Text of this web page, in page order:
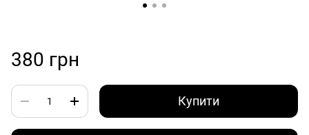
380 грн
Купити